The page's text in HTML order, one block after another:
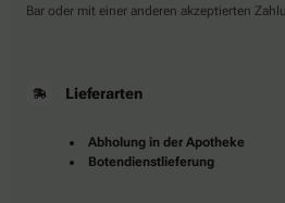
Bar oder mit einer anderen akzeptierten
Lieferarten
Abholung in der Apotheke
Botendienstlieferung